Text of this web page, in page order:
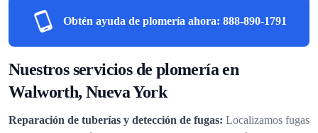
Obtén ayuda de plomería ahora: 888-890-1791
Nuestros servicios de plomería en
Walworth, Nueva York
Reparación de tuberías y detección de fugas: Localizamos fugas